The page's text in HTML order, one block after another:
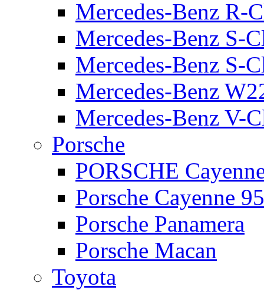
Mercedes-Benz R-
Mercedes-Benz S-
Mercedes-Benz S-
Mercedes-Benz
Mercedes-Benz V-
Porsche
PORSCHE
Porsche Cayenne
Porsche Panamera
Porsche Macan
Toyota